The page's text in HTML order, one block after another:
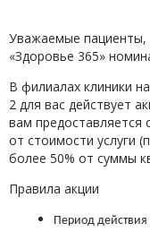
Уважаемые пациенты,
«Здоровье 365»
В филиалах клиники
2 для вас действует
вам предоставляется
от стоимости услуги
более 50% от суммы
Правила акции
Период действия